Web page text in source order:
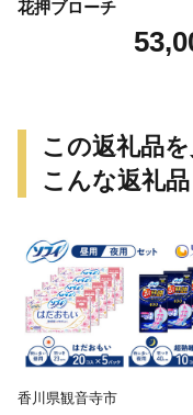
花押ブローチ
この返礼品
こんな返礼
香川県観音寺市